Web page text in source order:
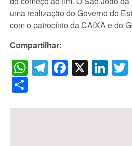
uma realização do Governo do
com o patrocínio da CAIXA e do
Compartilhar:
WhatsApp
Telegram
X